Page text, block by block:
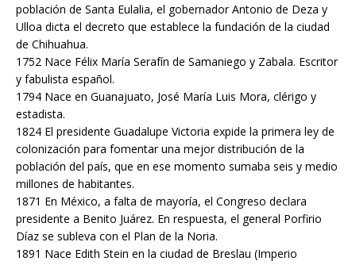
población de Santa Eulalia, el gobernador Antonio de Deza y
Ulloa dicta el decreto que establece la fundación de la ciudad
de Chihuahua.
1752 Nace Félix María Serafín de Samaniego y Zabala. Escritor
y fabulista español.
1794 Nace en Guanajuato, José María Luis Mora, clérigo y
estadista.
1824 El presidente Guadalupe Victoria expide la primera ley de
colonización para fomentar una mejor distribución de la
población del país, que en ese momento sumaba seis y medio
millones de habitantes.
1871 En México, a falta de mayoría, el Congreso declara
presidente a Benito Juárez. En respuesta, el general Porfirio
Díaz se subleva con el Plan de la Noria.
1891 Nace Edith Stein en la ciudad de Breslau (Imperio